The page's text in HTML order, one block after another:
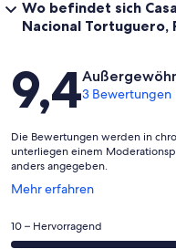
Wo befindet sich
Nacional Tortuguero,
Bewertungen
9,43 Bewertungen
Die Bewertungen werden in
unterliegen einem
anders angegeben.
Mehr erfahren
Wird
einem
neuen
2
10 – Hervorragend